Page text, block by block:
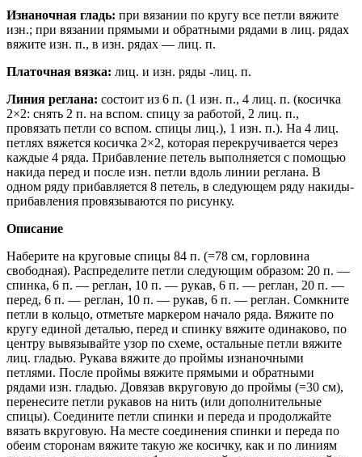
Изнаночная гладь: при вязании по кругу все петли вяжите
изн.; при вязании прямыми и обратными рядами в лиц. рядах
вяжите изн. п., в изн. рядах — лиц. п.
Платочная вязка: лиц. и изн. ряды -лиц. п.
Линия реглана: состоит из 6 п. (1 изн. п., 4 лиц. п. (косичка
2×2: снять 2 п. на вспом. спицу за работой, 2 лиц. п.,
провязать петли со вспом. спицы лиц.), 1 изн. п.). На 4 лиц.
петлях вяжется косичка 2×2, которая перекручивается через
каждые 4 ряда. Прибавление петель выполняется с помощью
накида перед и после изн. петли вдоль линии реглана. В
одном ряду прибавляется 8 петель, в следующем ряду накиды-
прибавления провязываются по рисунку.
Описание
Наберите на круговые спицы 84 п. (=78 см, горловина
свободная). Распределите петли следующим образом: 20 п. —
спинка, 6 п. — реглан, 10 п. — рукав, 6 п. — реглан, 20 п. —
перед, 6 п. — реглан, 10 п. — рукав, 6 п. — реглан. Сомкните
петли в кольцо, отметьте маркером начало ряда. Вяжите по
кругу единой деталью, перед и спинку вяжите одинаково, по
центру вывязывайте узор по схеме, остальные петли вяжите
лиц. гладью. Рукава вяжите до проймы изнаночными
петлями. После проймы вяжите прямыми и обратными
рядами изн. гладью. Довязав вкруговую до проймы (=30 см),
перенесите петли рукавов на нить (или дополнительные
спицы). Соедините петли спинки и переда и продолжайте
вязать вкруговую. На месте соединения спинки и переда по
обеим сторонам вяжите такую же косичку, как и по линиям